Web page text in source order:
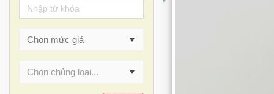
Chọn chủng loại...